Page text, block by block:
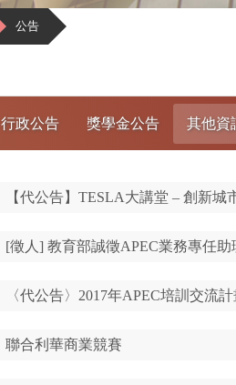
公告
行政公告 獎學金公告 其他資
【代公告】TESLA大講堂 – 創新城
[徵人] 教育部誠徵APEC業務專任助
〈代公告〉2017年APEC培訓交流
聯合利華商業競賽